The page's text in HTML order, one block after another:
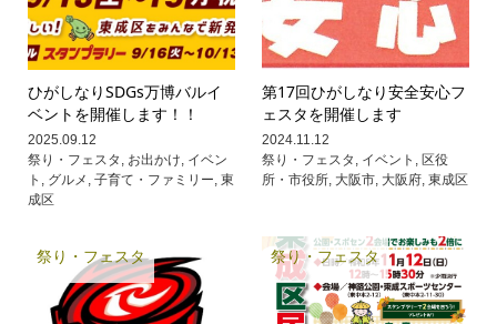
ひがしなりSDGs万博バルイ
ベントを開催します！！
2025.09.12
祭り・フェスタ
お出かけ イベン
ト
グルメ 子育て・ファミリー 東
成区
第17回ひがしなり安全安心フ
ェスタを開催します
2024.11.12
祭り・フェスタ
イベント ,区役
所・市役所 大阪市 大阪府 ,東成区
祭り・フェスタ 祭り・フェスタ